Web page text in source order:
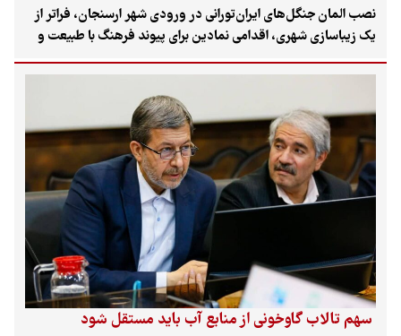
نصب المان جنگل‌های ایران‌تورانی در ورودی شهر ارسنجان، فراتر از
یک زیباسازی شهری، اقدامی نمادین برای پیوند فرهنگ با طبیعت و
جلب توجه عمومی به اهمیت زیست‌بوم‌های نیمه‌خشک و ضرورت
حفاظت از میراث طبیعی استان فارس است.
سهم تالاب گاوخونی از منابع آب باید مستقل شود